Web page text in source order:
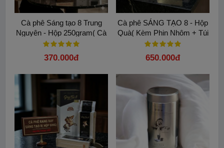
Hướng dẫn sử dụng
2.Lắc nhẹ để cà phê trải đều quanh phin và đặt cố định quai túi
Dùng 20 ml nước nóng (92°C – 95°C), châm đều khắp bề
mặt cà phê. Tiếp tục châm từ từ Khoảng 100 ml - 130 ml nước
nóng theo chiều kim đồng hồ từ ngoài vào trong và ngược lại.
Cà phê Sáng tạo 8 Trung
Nguyên - Hộp 250gram( Cà
phê Bột) - Hương vị huyền
thoại
370.000đ
Cà phê SÁNG TẠO 8 - Hộp
Quà( Kèm Phin Nhôm + Túi
giấy)
650.000đ